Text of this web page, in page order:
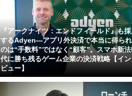
『アークナイツ：エンドフィールド』も
するAdyen―アプリ外決済で本当に得ら
のは“手数料”ではなく“顧客”。スマホ新
代に勝ち残るゲーム企業の決済戦略【イン
ビュー】